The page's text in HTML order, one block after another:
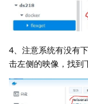
4、注意系统有没有
击左侧的映像，找到